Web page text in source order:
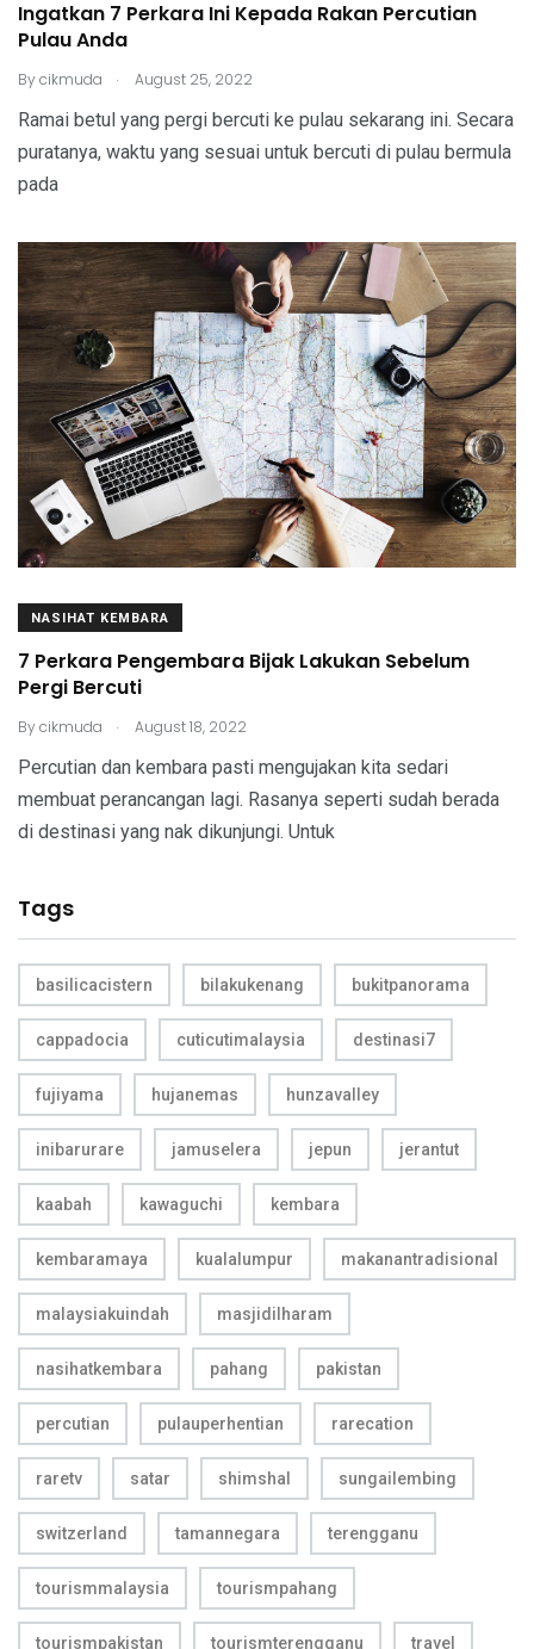
Ingatkan 7 Perkara Ini Kepada Rakan Percutian
Pulau Anda
Bycikmuda . August 25, 2022
Ramai betul yang pergi bercuti ke pulau sekarang ini. Secara
puratanya, waktu yang sesuai untuk bercuti di pulau bermula
pada
NASIHAT KEMBARA
7 Perkara Pengembara Bijak Lakukan Sebelum
Pergi Bercuti
Bycikmuda . August 18, 2022
Percutian dan kembara pasti mengujakan kita sedari
membuat perancangan lagi. Rasanya seperti sudah berada
di destinasi yang nak dikunjungi. Untuk
Tags
basilicacistern bilakukenang bukitpanorama
cappadocia cuticutimalaysia destinasi7
fujiyama hujanemas hunzavalley
inibarurare jamuselera jepun jerantut
kaabah kawaguchi kembara
kembaramaya kualalumpur makanantradisional
malaysiakuindah masjidilharam
nasihatkembara pahang pakistan
percutian pulauperhentian rarecation
raretv satar shimshal sungailembing
switzerland tamannegara terengganu
tourismmalaysia tourismpahang
tourismpakistan tourismterengganu travel